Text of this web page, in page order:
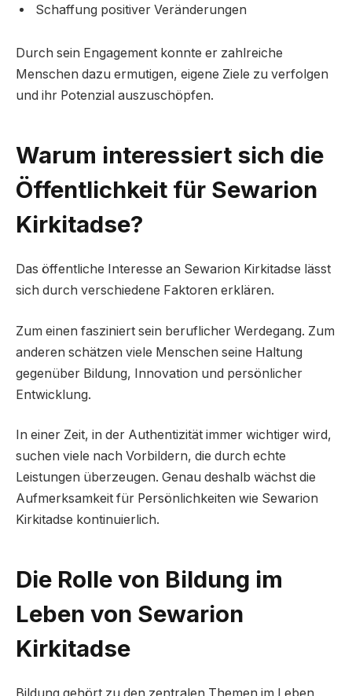
Schaffung positiver Veränderungen
Durch sein Engagement konnte er zahlreiche
Menschen dazu ermutigen, eigene Ziele zu verfolgen
und ihr Potenzial auszuschöpfen.
Warum interessiert sich die
Öffentlichkeit für Sewarion
Kirkitadse?
Das öffentliche Interesse an Sewarion Kirkitadse lässt
sich durch verschiedene Faktoren erklären.
Zum einen fasziniert sein beruflicher Werdegang. Zum
anderen schätzen viele Menschen seine Haltung
gegenüber Bildung, Innovation und persönlicher
Entwicklung.
In einer Zeit, in der Authentizität immer wichtiger wird,
suchen viele nach Vorbildern, die durch echte
Leistungen überzeugen. Genau deshalb wächst die
Aufmerksamkeit für Persönlichkeiten wie Sewarion
Kirkitadse kontinuierlich.
Die Rolle von Bildung im
Leben von Sewarion
Kirkitadse